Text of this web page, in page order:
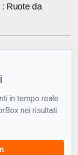
Ruote da
in tempo reale
nei risultati